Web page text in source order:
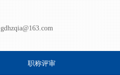
gdhzqia@163.com
职称评审